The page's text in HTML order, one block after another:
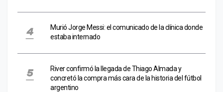
Murió Jorge Messi: el comunicado de la clínica donde
estaba internado
River confirmó la llegada de Thiago Almada y
concretó la compra más cara de la historia del fútbol
argentino